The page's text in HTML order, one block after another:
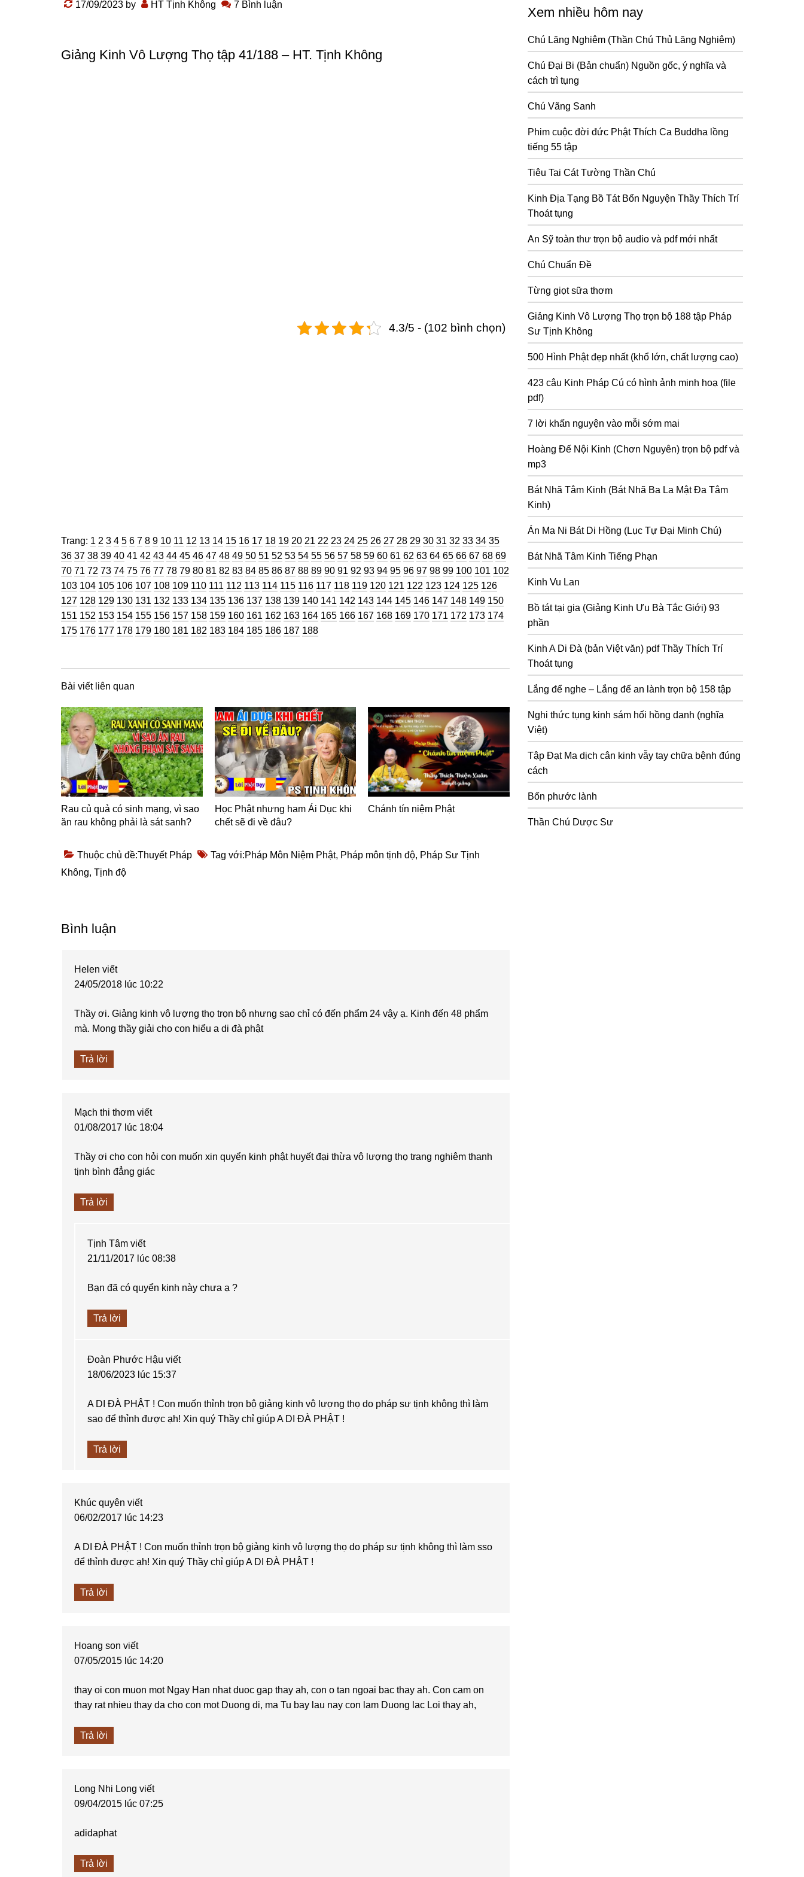
17/09/2023 by HT Tịnh Không 7 Bình luận
Giảng Kinh Vô Lượng Thọ tập 41/188 – HT. Tịnh Không
4.3/5 - (102 bình chọn)
Trang: Trang
1 Trang
2 Trang
3 Trang
4 Trang
5 Trang
6 Trang
7 Trang
8 Trang
9 Trang
10 Trang
11 Trang
12 Trang
13 Trang
14 Trang
15 Trang
16 Trang
17 Trang
18 Trang
19 Trang
20 Trang
21 Trang
22 Trang
23 Trang
24 Trang
25 Trang
26 Trang
27 Trang
28 Trang
29 Trang
30 Trang
31 Trang
32 Trang
33 Trang
34 Trang
35Trang
36 Trang
37 Trang
38 Trang
39 Trang
40 Trang
41 Trang
42 Trang
43 Trang
44 Trang
45 Trang
46 Trang
47 Trang
48 Trang
49 Trang
50 Trang
51 Trang
52 Trang
53 Trang
54 Trang
55 Trang
56 Trang
57 Trang
58 Trang
59 Trang
60 Trang
61 Trang
62 Trang
63 Trang
64 Trang
65 Trang
66 Trang
67 Trang
68 Trang
69Trang
70 Trang
71 Trang
72 Trang
73 Trang
74 Trang
75 Trang
76 Trang
77 Trang
78 Trang
79 Trang
80 Trang
81 Trang
82 Trang
83 Trang
84 Trang
85 Trang
86 Trang
87 Trang
88 Trang
89 Trang
90 Trang
91 Trang
92 Trang
93 Trang
94 Trang
95 Trang
96 Trang
97 Trang
98 Trang
99 Trang
100 Trang
101 Trang
102
Trang
103 Trang
104 Trang
105 Trang
106 Trang
107 Trang
108 Trang
109 Trang
110 Trang
111 Trang
112 Trang
113 Trang
114 Trang
115 Trang
116 Trang
117 Trang
118 Trang
119 Trang
120 Trang
121 Trang
122 Trang
123 Trang
124 Trang
125 Trang
126Trang
127 Trang
128 Trang
129 Trang
130 Trang
131 Trang
132 Trang
133 Trang
134 Trang
135 Trang
136 Trang
137 Trang
138 Trang
139 Trang
140 Trang
141 Trang
142 Trang
143 Trang
144 Trang
145 Trang
146 Trang
147 Trang
148 Trang
149 Trang
150Trang
151 Trang
152 Trang
153 Trang
154 Trang
155 Trang
156 Trang
157 Trang
158 Trang
159 Trang
160 Trang
161 Trang
162 Trang
163 Trang
164 Trang
165 Trang
166 Trang
167 Trang
168 Trang
169 Trang
170 Trang
171 Trang
172 Trang
173 Trang
174Trang
175 Trang
176 Trang
177 Trang
178 Trang
179 Trang
180 Trang
181 Trang
182 Trang
183 Trang
184 Trang
185 Trang
186 Trang
187 Trang
188
Bài viết liên quan
Rau củ quả có sinh mạng, vì sao
ăn rau không phải là sát sanh?
Học Phật nhưng ham Ái Dục khi
chết sẽ đi về đâu?
Chánh tín niệm Phật
Thuộc chủ đề:Thuyết Pháp Tag với:Pháp Môn Niệm Phật, Pháp môn tịnh độ, Pháp Sư Tịnh
Không, Tịnh độ
Reader
Bình luận
Helen viết
24/05/2018 lúc 10:22
Thầy ơi. Giảng kinh vô lượng thọ trọn bộ nhưng sao chỉ có đến phẩm 24 vậy ạ. Kinh đến 48 phẩm
mà. Mong thầy giải cho con hiểu a di đà phật
Trả lời
Mạch thi thơm viết
01/08/2017 lúc 18:04
Thầy ơi cho con hỏi con muốn xin quyển kinh phật huyết đại thừa vô lượng thọ trang nghiêm thanh
tịnh bình đẳng giác
Trả lời
Tịnh Tâm viết
21/11/2017 lúc 08:38
Bạn đã có quyển kinh này chưa ạ ?
Trả lời
Đoàn Phước Hậu viết
18/06/2023 lúc 15:37
A DI ĐÀ PHẬT ! Con muốn thỉnh trọn bộ giảng kinh vô lượng thọ do pháp sư tịnh không thì làm
sao để thỉnh được ạh! Xin quý Thầy chỉ giúp A DI ĐÀ PHẬT !
Trả lời
Khúc quyên viết
06/02/2017 lúc 14:23
A DI ĐÀ PHẬT ! Con muốn thỉnh trọn bộ giảng kinh vô lượng thọ do pháp sư tịnh không thì làm sso
để thỉnh được ạh! Xin quý Thầy chỉ giúp A DI ĐÀ PHẬT !
Trả lời
Hoang son viết
07/05/2015 lúc 14:20
thay oi con muon mot Ngay Han nhat duoc gap thay ah, con o tan ngoai bac thay ah. Con cam on
thay rat nhieu thay da cho con mot Duong di, ma Tu bay lau nay con lam Duong lac Loi thay ah,
Trả lời
Long Nhi Long viết
09/04/2015 lúc 07:25
adidaphat
Trả lời
Xem nhiều hôm nay
Chú Lăng Nghiêm (Thần Chú Thủ Lăng Nghiêm)
Chú Đại Bi (Bản chuẩn) Nguồn gốc, ý nghĩa và
cách trì tụng
Chú Vãng Sanh
Phim cuộc đời đức Phật Thích Ca Buddha lồng
tiếng 55 tập
Tiêu Tai Cát Tường Thần Chú
Kinh Địa Tạng Bồ Tát Bổn Nguyện Thầy Thích Trí
Thoát tụng
An Sỹ toàn thư trọn bộ audio và pdf mới nhất
Chú Chuẩn Đề
Từng giọt sữa thơm
Giảng Kinh Vô Lượng Thọ trọn bộ 188 tập Pháp
Sư Tịnh Không
500 Hình Phật đẹp nhất (khổ lớn, chất lượng cao)
423 câu Kinh Pháp Cú có hình ảnh minh hoạ (file
pdf)
7 lời khấn nguyện vào mỗi sớm mai
Hoàng Đế Nội Kinh (Chơn Nguyên) trọn bộ pdf và
mp3
Bát Nhã Tâm Kinh (Bát Nhã Ba La Mật Đa Tâm
Kinh)
Án Ma Ni Bát Di Hồng (Lục Tự Đại Minh Chú)
Bát Nhã Tâm Kinh Tiếng Phạn
Kinh Vu Lan
Bồ tát tại gia (Giảng Kinh Ưu Bà Tắc Giới) 93
phần
Kinh A Di Đà (bản Việt văn) pdf Thầy Thích Trí
Thoát tụng
Lắng để nghe – Lắng để an lành trọn bộ 158 tập
Nghi thức tụng kinh sám hối hồng danh (nghĩa
Việt)
Tập Đạt Ma dịch cân kinh vẫy tay chữa bệnh đúng
cách
Bốn phước lành
Thần Chú Dược Sư